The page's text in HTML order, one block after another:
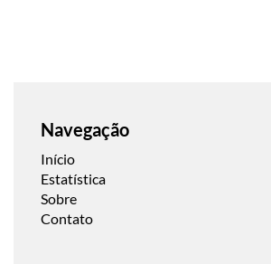
Navegação
Início
Estatística
Sobre
Contato